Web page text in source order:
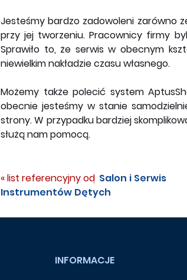
Jesteśmy bardzo zadowoleni zarówno
przy jej tworzeniu. Pracownicy firmy
Sprawiło to, że serwis w obecnym
niewielkim nakładzie czasu własnego.
Możemy także polecić system
obecnie jesteśmy w stanie
strony. W przypadku bardziej
służą nam pomocą.
« list referencyjny od: Salon i Serwis
Instrumentów Dętych
INFORMACJE